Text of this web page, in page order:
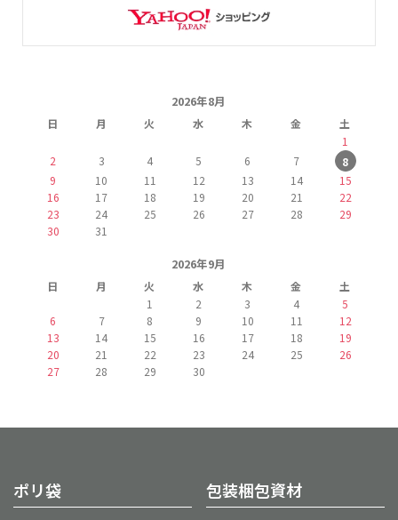
2026年8月
日 月 火 水 木 金
土
1
2
3 4 5 6 7
8
9
10 11 12 13 14
15
16
17 18 19 20 21
22
23
24 25 26 27 28
29
30
31
2026年9月
日 月 火 水 木 金
土
1
2 3 4
5
6
7 8 9 10 11
12
13
14 15 16 17 18
19
20
21 22 23 24 25
26
27
28 29 30
ポリ袋 包装梱包資材